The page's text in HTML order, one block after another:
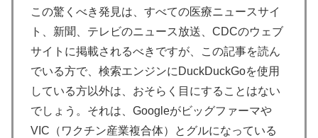
この驚くべき発見は、すべての医療ニュースサイ
ト、新聞、テレビのニュース放送、CDCのウェブ
サイトに掲載されるべきですが、この記事を読ん
でいる方で、検索エンジンにDuckDuckGoを使用
している方以外は、おそらく目にすることはない
でしょう。それは、Googleがビッグファーマや
VIC（ワクチン産業複合体）とグルになっている